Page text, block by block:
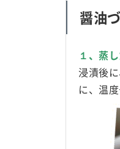
醤油
１、蒸
浸漬後
に、温